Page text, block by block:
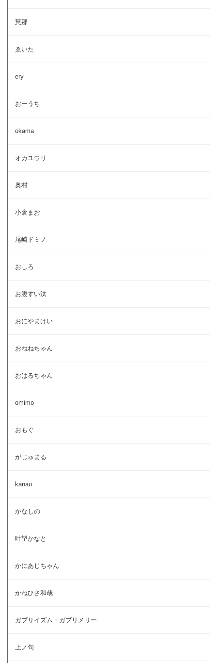
慧那
ゑいた
ery
おーうち
okama
オカユウリ
奥村
小倉まお
尾崎ドミノ
おしろ
お腹すい汰
おにやまけい
おねねちゃん
おはるちゃん
omimo
おもぐ
がじゅまる
kanau
かなしの
叶望かなと
かにあじちゃん
かねひさ和哉
ガブリイズム・ガブリメリー
上ノ句